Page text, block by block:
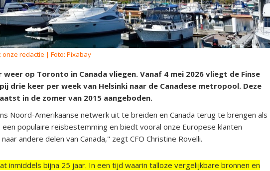
onze redactie | Foto: Pixabay
weer op Toronto in Canada vliegen. Vanaf 4 mei 2026 vliegt de Finse
drie keer per week van Helsinki naar de Canadese metropool. Deze
in de zomer van 2015 aangeboden.
Noord-Amerikaanse netwerk uit te breiden en Canada terug te brengen als
populaire reisbestemming en biedt vooral onze Europese klanten
andere delen van Canada," zegt CFO Christine Rovelli.
inmiddels bijna 25 jaar. In een tijd waarin talloze vergelijkbare bronnen en